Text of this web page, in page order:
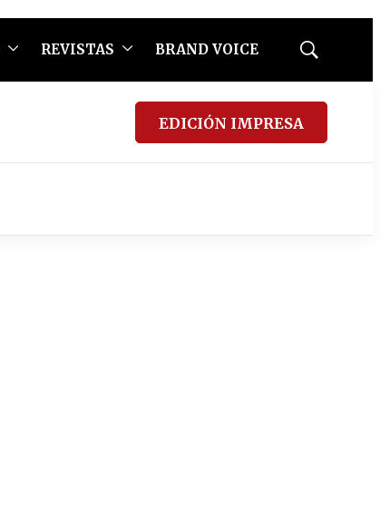
REVISTAS BRAND VOICE
Mostrar
EDICIÓN IMPRESA